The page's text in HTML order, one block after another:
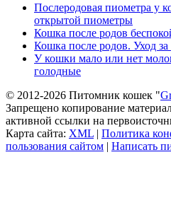
Послеродовая пиометра у
открытой пиометры
Кошка после родов
Кошка после родов. Уход
У кошки мало или нет
голодные
© 2012-2026 Питомник кошек "
Запрещено копирование
активной ссылки на
Карта сайта: XML | Политика
пользования сайтом | Написать